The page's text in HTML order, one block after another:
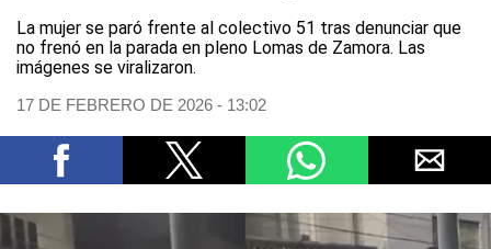
La mujer se paró frente al colectivo 51 tras denunciar que
no frenó en la parada en pleno Lomas de Zamora. Las
imágenes se viralizaron.
17 DE FEBRERO DE 2026 - 13:02